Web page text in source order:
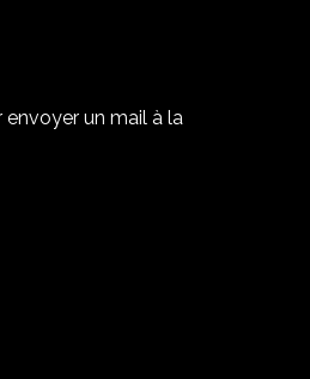
un mail à la